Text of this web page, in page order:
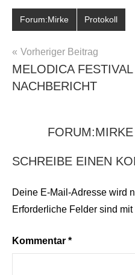
Forum:Mirke Protokoll
Vorheriger Beitrag
MELODICA
NACHBERICHT
SCHREIBE EINEN
Deine E-Mail-Adresse wird
Erforderliche Felder sind mit
Kommentar *